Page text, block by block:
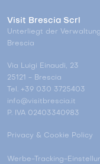
Visit Brescia Scrl
Unterliegt der
Brescia
Via Luigi Einaudi, 23
25121 - Brescia
Tel. +39 030 3725403
info@visitbrescia.it
P. IVA 02403340983
Privacy & Cookie Policy
Werbe-Tracking-